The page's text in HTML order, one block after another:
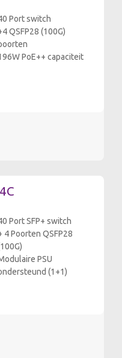
Port switch
QSFP28 (100G)
PoE++ capaciteit
Port SFP+ switch
4 Poorten QSFP28
PSU
(1+1)